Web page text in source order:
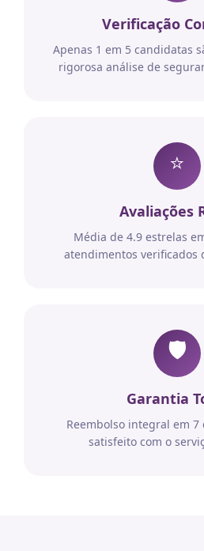
Verificação
Apenas 1 em 5 candidatas
rigorosa análise de
⭐
Avaliações
Média de 4.9 estrelas
atendimentos verificados
🛡️
Garantia
Reembolso integral em 7
satisfeito com o